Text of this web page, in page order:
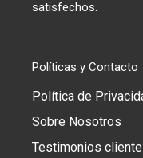
satisfechos.
Políticas y Contacto
Política de
Sobre Nosotros
Testimonios